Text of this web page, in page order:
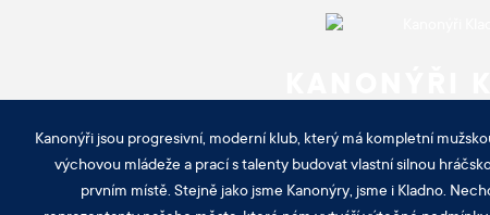
Kanonýři jsou progresivní, moderní klub, který má kompletní
výchovou mládeže a prací s talenty budovat vlastní silnou
prvním místě. Stejně jako jsme Kanonýry, jsme i Kladno.